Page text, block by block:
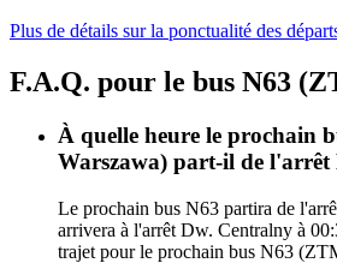
Plus de détails sur la ponctualité des
F.A.Q. pour le bus N63
À quelle heure le prochain
Warszawa) part-il de
Le prochain bus N63 partira de
arrivera à l'arrêt Dw. Centralny à
trajet pour le prochain bus N63